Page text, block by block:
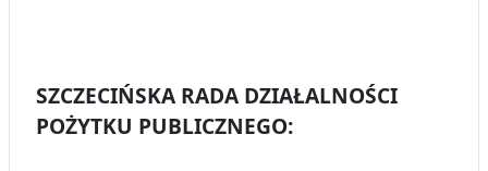
SZCZECIŃSKA RADA DZIAŁALNOŚCI
POŻYTKU PUBLICZNEGO: